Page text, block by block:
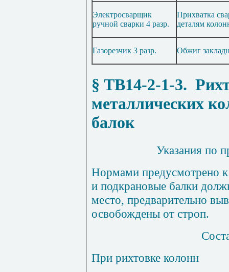
Электросварщик
ручной сварки 4 разр.
Прихватка
деталям
Газорезчик 3 разр. Обжиг
§ ТВ14-2-1-3.
металлических
балок
Указания по
Нормами предусмотрено
и подкрановые балки
место, предварительно
освобождены от строп.
При рихтовке колонн